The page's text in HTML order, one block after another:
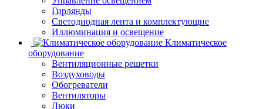
Гирлянды
Светодиодная лента и комплектующие
Иллюминация и освещение
Климатическое
оборудование
Вентиляционные решетки
Воздуховоды
Обогреватели
Вентиляторы
Люки